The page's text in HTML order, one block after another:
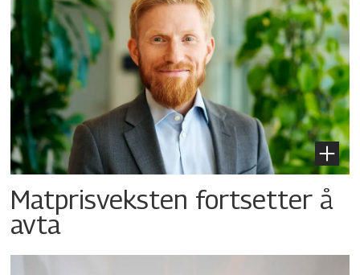
Matprisveksten fortsetter å
avta